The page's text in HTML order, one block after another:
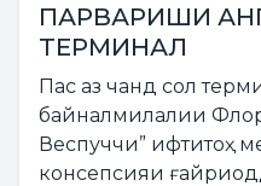
ПАРВАРИШИ
ТЕРМИНАЛ
Пас аз чанд сол
байналмилалии
Веспуччи” ифтитоҳ
консепсияи